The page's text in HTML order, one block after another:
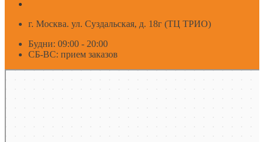
г. Москва. ул. Суздальская, д. 18г (ТЦ ТРИО)
Будни: 09:00 - 20:00
СБ-ВС: прием заказов